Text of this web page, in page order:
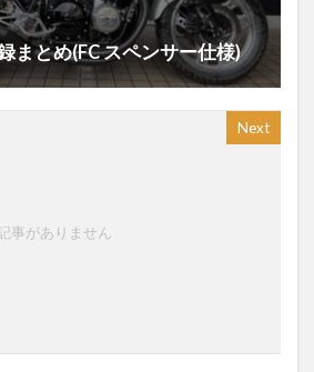
まとめ(FC スペンサー仕様)
Next
事がありません